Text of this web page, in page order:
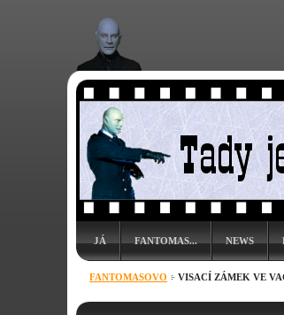
JÁ FANTOMAS... NEWS
FANTOMASOVO VISACÍ ZÁMEK VE